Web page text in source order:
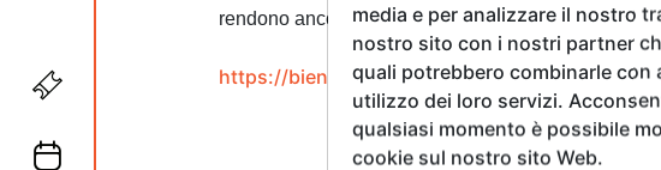
rendono ancora più coinvolgente l’esperienza
https://biennale.fairers.com/
media e per analizzare il nostro
nostro sito con i nostri partner
quali potrebbero combinarle
utilizzo dei loro servizi.
qualsiasi momento è possibile
cookie sul nostro sito Web.